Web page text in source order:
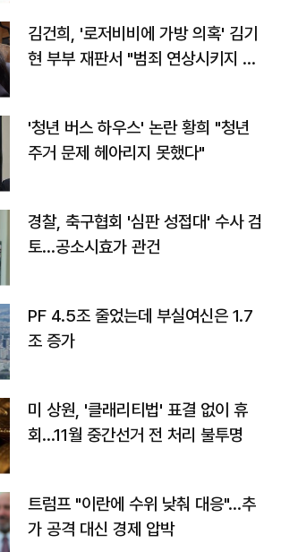
김건희, '로저비비에 가방 의혹' 김기
현 부부 재판서 "범죄 연상시키지 말
'청년 버스 하우스' 논란 황희 "청년
주거 문제 헤아리지 못했다"
경찰, 축구협회 '심판 성접대' 수사 검
토…공소시효가 관건
PF 4.5조 줄었는데 부실여신은 1.7
조 증가
미 상원, '클래리티법' 표결 없이 휴
회…11월 중간선거 전 처리 불투명
트럼프 "이란에 수위 낮춰 대응"…추
가 공격 대신 경제 압박